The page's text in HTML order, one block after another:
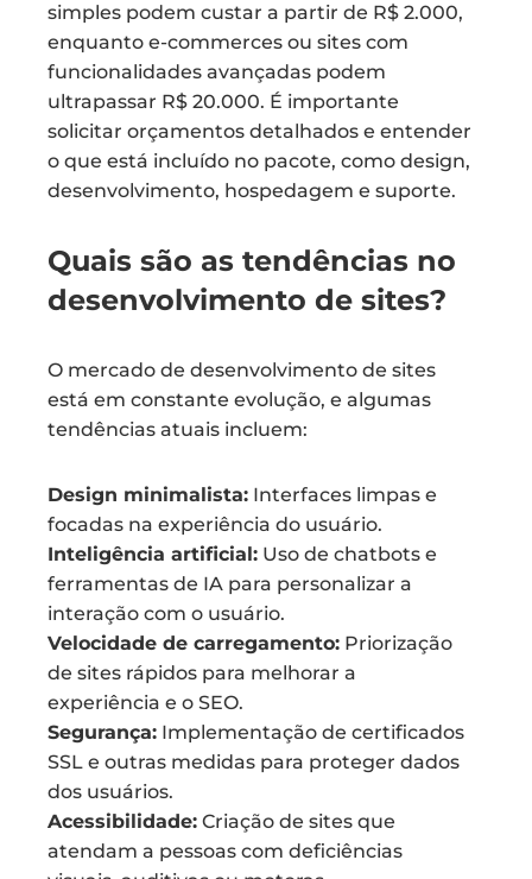
simples podem custar a partir de R$ 2.000,
enquanto e-commerces ou sites com
funcionalidades avançadas podem
ultrapassar R$ 20.000. É importante
solicitar orçamentos detalhados e entender
o que está incluído no pacote, como design,
desenvolvimento, hospedagem e suporte.
Quais são as tendências no
desenvolvimento de sites?
O mercado de desenvolvimento de sites
está em constante evolução, e algumas
tendências atuais incluem:
Design minimalista: Interfaces limpas e
focadas na experiência do usuário.
Inteligência artificial: Uso de chatbots e
ferramentas de IA para personalizar a
interação com o usuário.
Velocidade de carregamento: Priorização
de sites rápidos para melhorar a
experiência e o SEO.
Segurança: Implementação de certificados
SSL e outras medidas para proteger dados
dos usuários.
Acessibilidade: Criação de sites que
atendam a pessoas com deficiências